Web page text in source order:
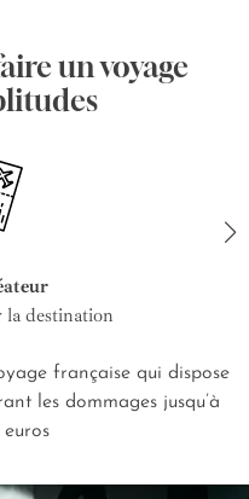
un voyage
destination
française qui dispose
les dommages jusqu’à
euros